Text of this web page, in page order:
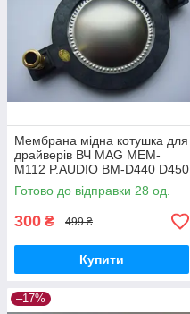
Мембрана мідна котушка для
драйверів ВЧ MAG MEM-
M112 P.AUDIO BM-D440 D450
Готово до відправки 28 од.
300 ₴ 499 ₴
Купити
–17%